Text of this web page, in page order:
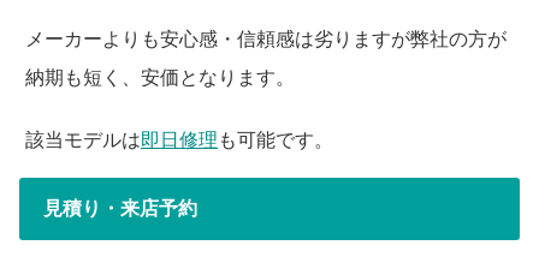
メーカーよりも安心感・信頼感は劣りますが弊社の方が
納期も短く、安価となります。
該当モデルは即日修理 も可能です。
見積り・来店予約